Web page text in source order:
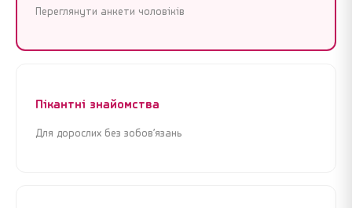
Переглянути анкети чоловіків
Пікантні знайомства
Для дорослих без зобов’язань